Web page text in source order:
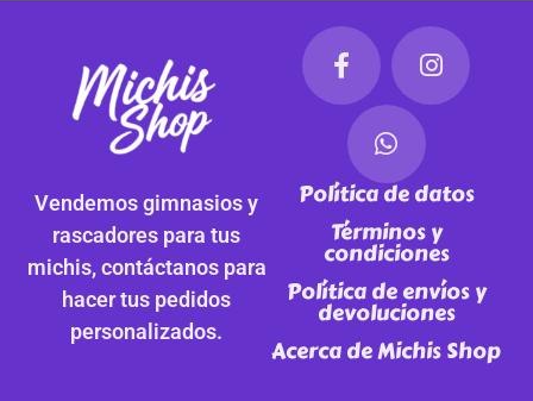
Vendemos gimnasios y
rascadores para tus
michis, contáctanos para
hacer tus pedidos
personalizados.
Política de datos
Términos y
condiciones
Política de envíos y
devoluciones
Acerca de Michis Shop